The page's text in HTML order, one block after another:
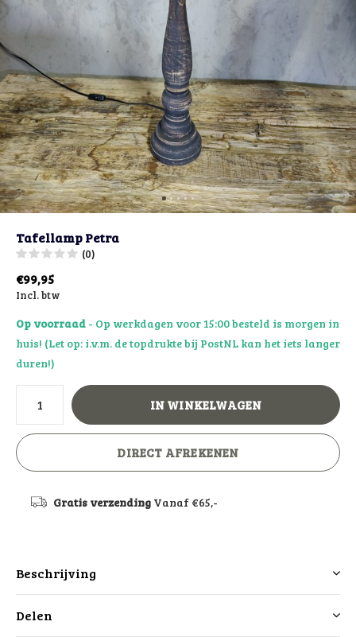
Tafellamp Petra
(0)
€99,95
Incl. btw
Op voorraad - Op werkdagen voor 15:00 besteld is morgen in
huis! (Let op: i.v.m. de topdrukte bij PostNL kan het iets langer
duren!)
IN WINKELWAGEN
DIRECT AFREKENEN
Gratis verzendingVanaf €65,-
Beschrijving
Delen